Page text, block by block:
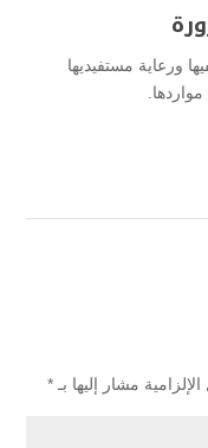
ورعاية مستفيديها
مشار إليها بـ *